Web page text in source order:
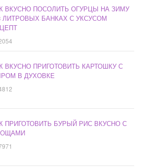
ВКУСНО ПОСОЛИТЬ ОГУРЦЫ НА ЗИМУ
ЛИТРОВЫХ БАНКАХ С УКСУСОМ
ВКУСНО ПРИГОТОВИТЬ КАРТОШКУ С
В ДУХОВКЕ
ПРИГОТОВИТЬ БУРЫЙ РИС ВКУСНО С